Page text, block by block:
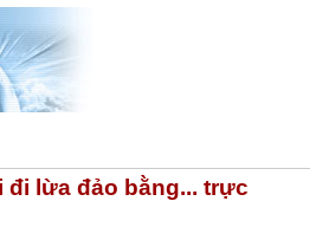
đi lừa đảo bằng... trực